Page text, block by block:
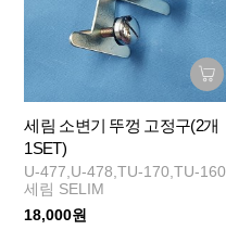
세림 소변기 뚜껑 고정구(2개
1SET)
U-477,U-478,TU-170,TU-160
세림 SELIM
18,000원